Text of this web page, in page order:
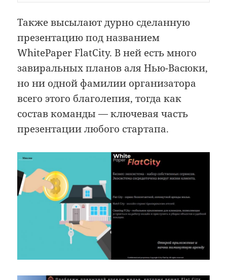
Также высылают дурно сделанную
презентацию под названием
WhitePaper FlatCity. В ней есть много
завиральных планов аля Нью-Васюки,
но ни одной фамилии организатора
всего этого благолепия, тогда как
состав команды — ключевая часть
презентации любого стартапа.